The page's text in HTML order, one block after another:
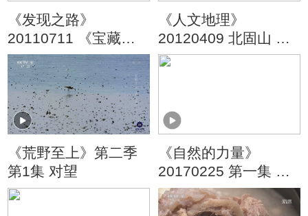
《发现之路》
20110711 《宝藏迷
踪》 上
《人文地理》
20120409 北固山 第
一集 千秋铁瓮
《荒野至上》第二季
第1集 对望
《自然的力量》
20170225 第一集 精
编版